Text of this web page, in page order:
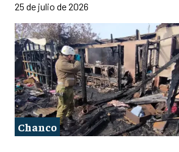
25 de julio de 2026
Chanco